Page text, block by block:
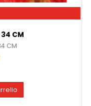
34 CM
CM